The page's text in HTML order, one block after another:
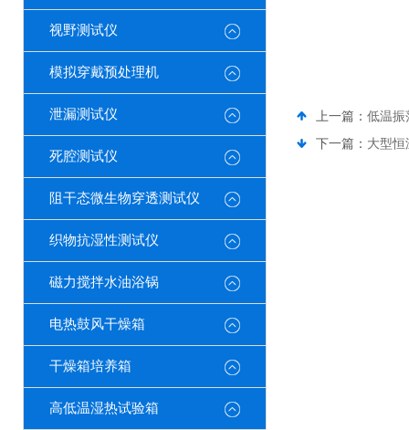
视野测试仪
模拟穿戴预处理机
泄漏测试仪
死腔测试仪
阻干态微生物穿透测试仪
织物抗湿性测试仪
磁力搅拌水油浴锅
电热鼓风干燥箱
干燥箱培养箱
高低温湿热试验箱
上一篇： 低温振
下一篇： 大型恒